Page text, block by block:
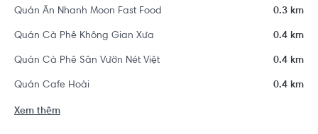
Quán Ăn Nhanh Moon Fast Food 0.3 km
Quán Cà Phê Không Gian Xưa 0.4 km
Quán Cà Phê Sân Vườn Nét Việt 0.4 km
Quán Cafe Hoài 0.4 km
Xem thêm